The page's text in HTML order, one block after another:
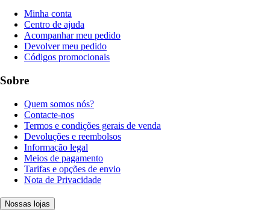
Minha conta
Centro de ajuda
Acompanhar meu pedido
Devolver meu pedido
Códigos promocionais
Sobre
Quem somos nós?
Contacte-nos
Termos e condições gerais de venda
Devoluções e reembolsos
Informação legal
Meios de pagamento
Tarifas e opções de envio
Nota de Privacidade
Nossas lojas